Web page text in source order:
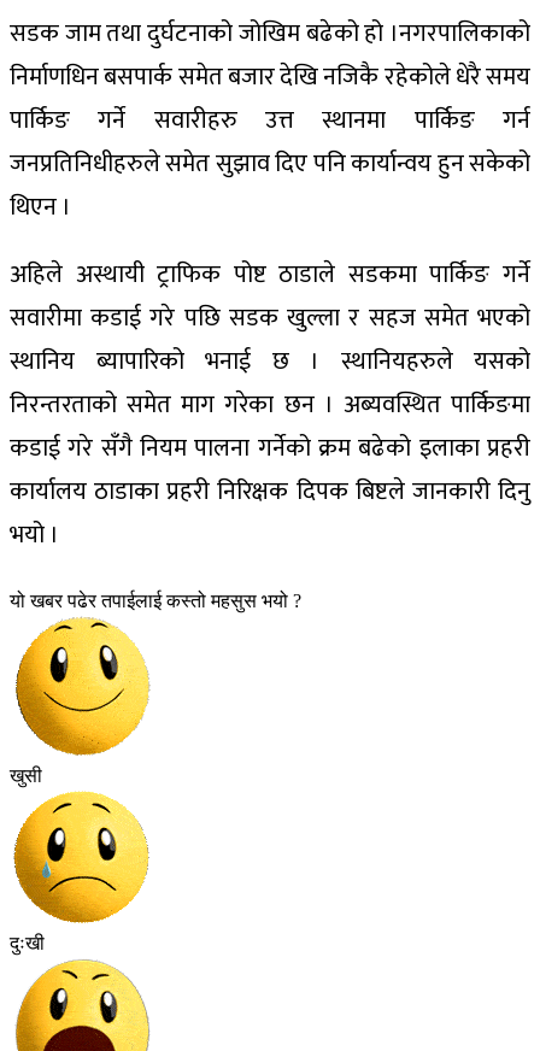
सडक जाम तथा दुर्घटनाको जोखिम बढेको हो ।नगरपालिकाको
निर्माणधिन बसपार्क समेत बजार देखि नजिकै रहेकोले धेरै समय
पार्किङ गर्ने सवारीहरु उत्त स्थानमा पार्किङ गर्न
जनप्रतिनिधीहरुले समेत सुझाव दिए पनि कार्यान्वय हुन सकेको
थिएन ।
अहिले अस्थायी ट्राफिक पोष्ट ठाडाले सडकमा पार्किङ गर्ने
सवारीमा कडाई गरे पछि सडक खुल्ला र सहज समेत भएको
स्थानिय ब्यापारिको भनाई छ । स्थानियहरुले यसको
निरन्तरताको समेत माग गरेका छन । अब्यवस्थित पार्किङमा
कडाई गरे सँगै नियम पालना गर्नेको क्रम बढेको इलाका प्रहरी
कार्यालय ठाडाका प्रहरी निरिक्षक दिपक बिष्टले जानकारी दिनु
भयो ।
यो खबर पढेर तपाईलाई कस्तो महसुस भयो ?
खुसी
दुःखी